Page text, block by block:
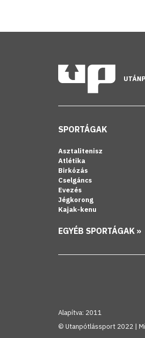
SPORTÁGAK
Asztalitenisz
Atlétika
Birkózás
Cselgáncs
Evezés
Jégkorong
Kajak-kenu
EGYÉB SPORTÁGAK »
Alapítva: 2011
© Utanpótlássport 2022 |